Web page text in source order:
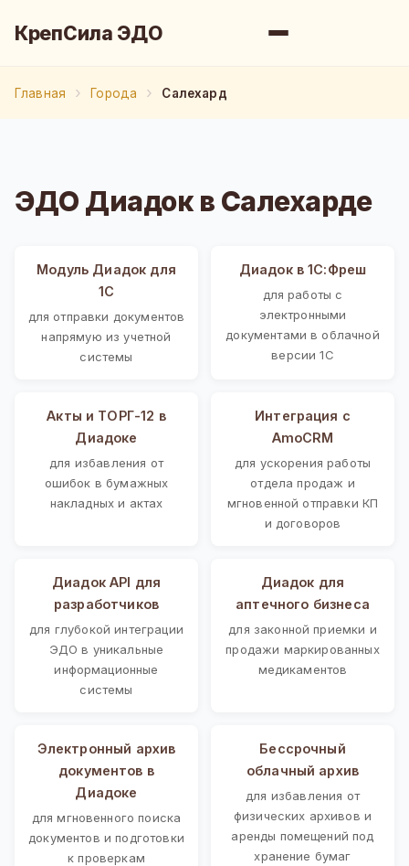
КрепСила ЭДО
Главная Города Салехард
ЭДО Диадок в Салехарде
Модуль Диадок для
1С
для отправки документов
напрямую из учетной
системы
Диадок в 1С:Фреш
для работы с
электронными
документами в облачной
версии 1С
Акты и ТОРГ-12 в
Диадоке
для избавления от
ошибок в бумажных
накладных и актах
Интеграция с
AmoCRM
для ускорения работы
отдела продаж и
мгновенной отправки КП
и договоров
Диадок API для
разработчиков
для глубокой интеграции
ЭДО в уникальные
информационные
системы
Диадок для
аптечного бизнеса
для законной приемки и
продажи маркированных
медикаментов
Электронный архив
документов в
Диадоке
для мгновенного поиска
документов и подготовки
к проверкам
Бессрочный
облачный архив
для избавления от
физических архивов и
аренды помещений под
хранение бумаг